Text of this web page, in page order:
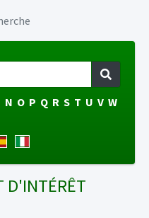
N O P Q R S T U V W
D'INTÉRÊT